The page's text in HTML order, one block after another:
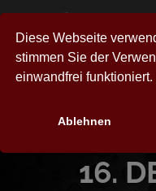
16.
Diese Webseite
stimmen Sie der
einwandfrei funktioniert.
Ablehnen